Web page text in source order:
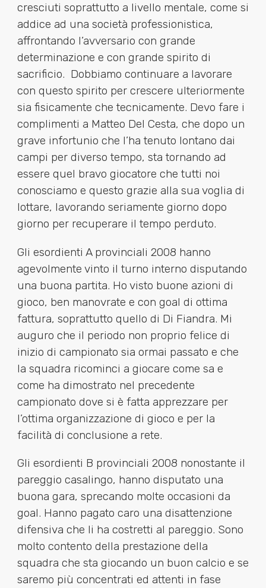
cresciuti soprattutto a livello mentale, come si
addice ad una società professionistica,
affrontando l’avversario con grande
determinazione e con grande spirito di
sacrificio. Dobbiamo continuare a lavorare
con questo spirito per crescere ulteriormente
sia fisicamente che tecnicamente. Devo fare i
complimenti a Matteo Del Cesta, che dopo un
grave infortunio che l’ha tenuto lontano dai
campi per diverso tempo, sta tornando ad
essere quel bravo giocatore che tutti noi
conosciamo e questo grazie alla sua voglia di
lottare, lavorando seriamente giorno dopo
giorno per recuperare il tempo perduto.
Gli esordienti A provinciali 2008 hanno
agevolmente vinto il turno interno disputando
una buona partita. Ho visto buone azioni di
gioco, ben manovrate e con goal di ottima
fattura, soprattutto quello di Di Fiandra. Mi
auguro che il periodo non proprio felice di
inizio di campionato sia ormai passato e che
la squadra ricominci a giocare come sa e
come ha dimostrato nel precedente
campionato dove si è fatta apprezzare per
l’ottima organizzazione di gioco e per la
facilità di conclusione a rete.
Gli esordienti B provinciali 2008 nonostante il
pareggio casalingo, hanno disputato una
buona gara, sprecando molte occasioni da
goal. Hanno pagato caro una disattenzione
difensiva che li ha costretti al pareggio. Sono
molto contento della prestazione della
squadra che sta giocando un buon calcio e se
saremo più concentrati ed attenti in fase